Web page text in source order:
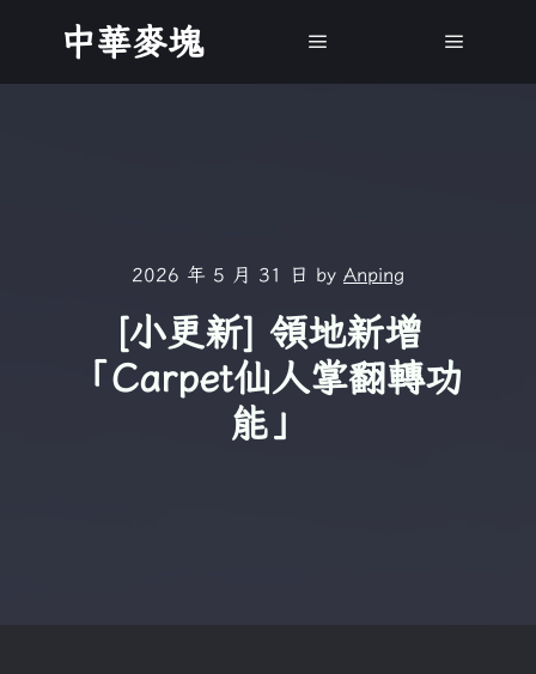
中華麥塊
2026 年 5 月 31 日 by Anping
[小更新] 領地新增
「Carpet仙人掌翻轉功
能」